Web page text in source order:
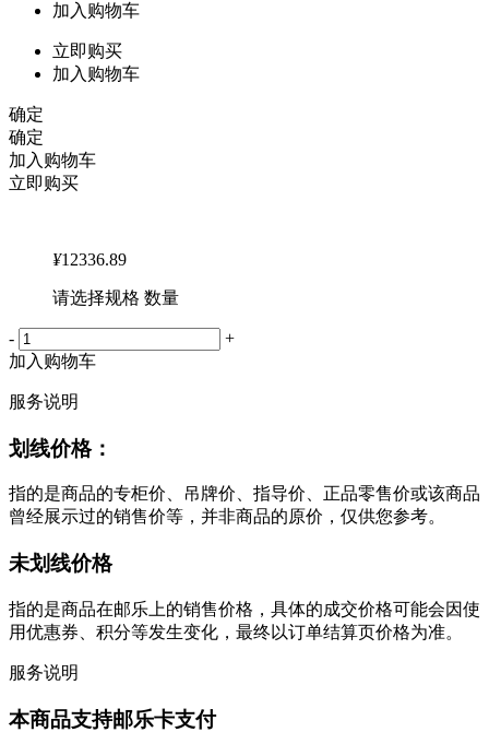
加入购物车
立即购买
加入购物车
确定
确定
加入购物车
立即购买
¥12336.89
请选择规格 数量
-
+
加入购物车
服务说明
划线价格：
指的是商品的专柜价、吊牌价、指导价、正品零售价或该商品
曾经展示过的销售价等，并非商品的原价，仅供您参考。
未划线价格
指的是商品在邮乐上的销售价格，具体的成交价格可能会因使
用优惠券、积分等发生变化，最终以订单结算页价格为准。
服务说明
本商品支持邮乐卡支付